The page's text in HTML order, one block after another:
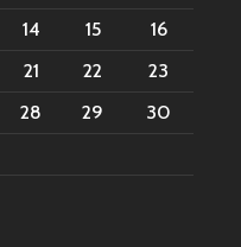
14 15
16
21 22
23
28 29
30